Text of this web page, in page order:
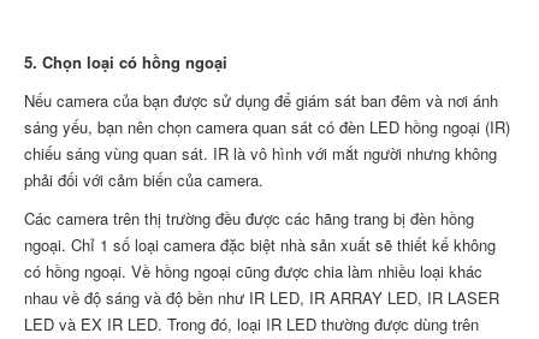
5. Chọn loại có hồng ngoại
Nếu camera của bạn được sử dụng để giám sát ban đêm và nơi ánh
sáng yếu, bạn nên chọn camera quan sát có đèn LED hồng ngoại (IR)
chiếu sáng vùng quan sát. IR là vô hình với mắt người nhưng không
phải đối với cảm biến của camera.
Các camera trên thị trường đều được các hãng trang bị đèn hồng
ngoại. Chỉ 1 số loại camera đặc biệt nhà sản xuất sẽ thiết kế không
có hồng ngoại. Về hồng ngoại cũng được chia làm nhiều loại khác
nhau về độ sáng và độ bền như IR LED, IR ARRAY LED, IR LASER
LED và EX IR LED. Trong đó, loại IR LED thường được dùng trên